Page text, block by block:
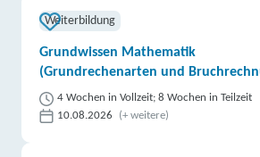
DAA Deutsche Angestellten-
Spinnereistraße 5 A, 95445
weitere
Weiterbildung
Grundwissen Mathematik
(Grundrechenarten und
4 Wochen in Vollzeit; 8 Wochen in Teilzeit
10.08.2026
(+ weitere)